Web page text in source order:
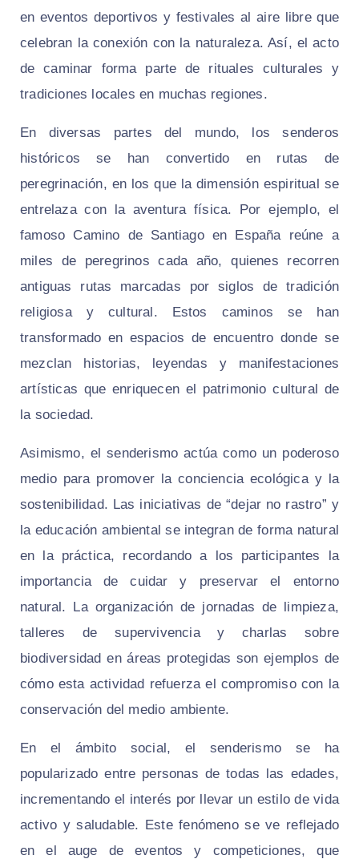
en eventos deportivos y festivales al aire libre que
celebran la conexión con la naturaleza. Así, el acto
de caminar forma parte de rituales culturales y
tradiciones locales en muchas regiones.
En diversas partes del mundo, los senderos
históricos se han convertido en rutas de
peregrinación, en los que la dimensión espiritual se
entrelaza con la aventura física. Por ejemplo, el
famoso Camino de Santiago en España reúne a
miles de peregrinos cada año, quienes recorren
antiguas rutas marcadas por siglos de tradición
religiosa y cultural. Estos caminos se han
transformado en espacios de encuentro donde se
mezclan historias, leyendas y manifestaciones
artísticas que enriquecen el patrimonio cultural de
la sociedad.
Asimismo, el senderismo actúa como un poderoso
medio para promover la conciencia ecológica y la
sostenibilidad. Las iniciativas de “dejar no rastro” y
la educación ambiental se integran de forma natural
en la práctica, recordando a los participantes la
importancia de cuidar y preservar el entorno
natural. La organización de jornadas de limpieza,
talleres de supervivencia y charlas sobre
biodiversidad en áreas protegidas son ejemplos de
cómo esta actividad refuerza el compromiso con la
conservación del medio ambiente.
En el ámbito social, el senderismo se ha
popularizado entre personas de todas las edades,
incrementando el interés por llevar un estilo de vida
activo y saludable. Este fenómeno se ve reflejado
en el auge de eventos y competiciones, que